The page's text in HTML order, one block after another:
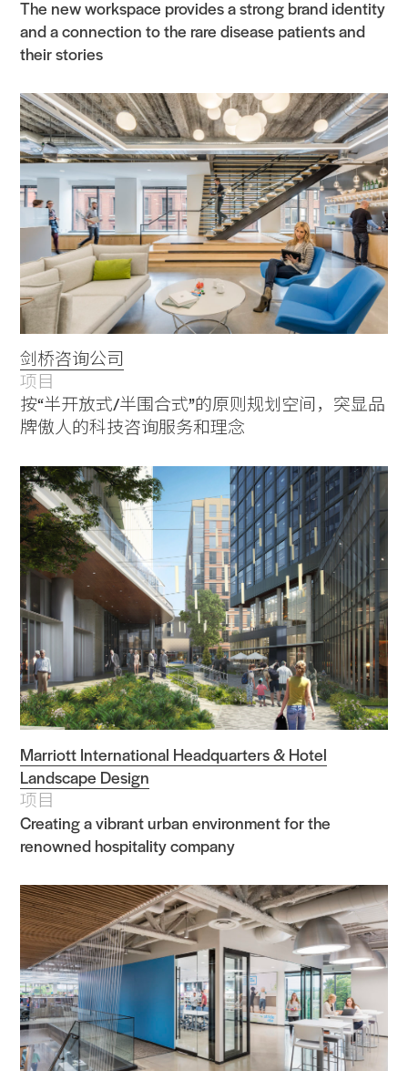
The new workspace provides a strong brand identity
and a connection to the rare disease patients and
their stories
剑桥咨询公司
项目
按“半开放式/半围合式”的原则规划空间，突显品
牌傲人的科技咨询服务和理念
Marriott International Headquarters & Hotel
Landscape Design
项目
Creating a vibrant urban environment for the
renowned hospitality company